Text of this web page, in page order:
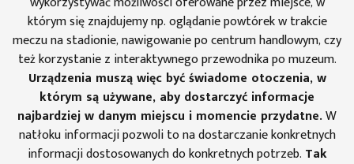
którym się znajdujemy np. oglądanie powtórek w trakcie
meczu na stadionie, nawigowanie po centrum handlowym, czy
też korzystanie z interaktywnego przewodnika po muzeum.
Urządzenia muszą więc być świadome otoczenia, w
którym są używane, aby dostarczyć informacje
najbardziej w danym miejscu i momencie przydatne.W
natłoku informacji pozwoli to na dostarczanie konkretnych
informacji dostosowanych do konkretnych potrzeb. Tak